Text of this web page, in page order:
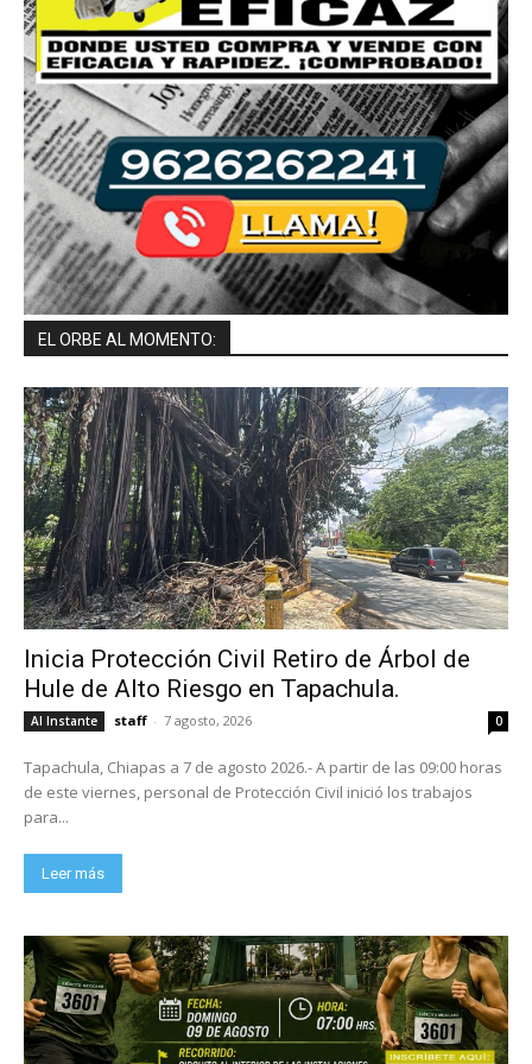
EL ORBE AL MOMENTO:
Inicia Protección Civil Retiro de Árbol de
Hule de Alto Riesgo en Tapachula.
Al Instante staff - 7 agosto, 2026 0
Tapachula, Chiapas a 7 de agosto 2026.- A partir de las 09:00 horas
de este viernes, personal de Protección Civil inició los trabajos
para...
Leer más